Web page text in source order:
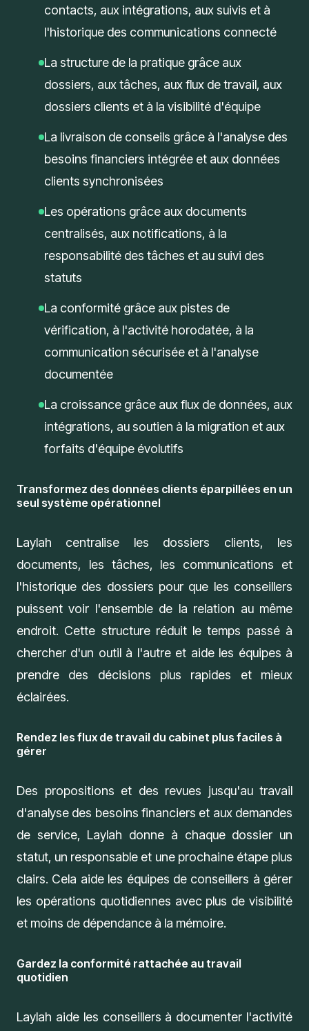
contacts, aux intégrations, aux suivis et à
l'historique des communications connecté
La structure de la pratique grâce aux
dossiers, aux tâches, aux flux de travail, aux
dossiers clients et à la visibilité d'équipe
La livraison de conseils grâce à l'analyse des
besoins financiers intégrée et aux données
clients synchronisées
Les opérations grâce aux documents
centralisés, aux notifications, à la
responsabilité des tâches et au suivi des
statuts
La conformité grâce aux pistes de
vérification, à l'activité horodatée, à la
communication sécurisée et à l'analyse
documentée
La croissance grâce aux flux de données, aux
intégrations, au soutien à la migration et aux
forfaits d'équipe évolutifs
Transformez des données clients éparpillées en un
seul système opérationnel
Laylah centralise les dossiers clients, les
documents, les tâches, les communications et
l'historique des dossiers pour que les conseillers
puissent voir l'ensemble de la relation au même
endroit. Cette structure réduit le temps passé à
chercher d'un outil à l'autre et aide les équipes à
prendre des décisions plus rapides et mieux
éclairées.
Rendez les flux de travail du cabinet plus faciles à
gérer
Des propositions et des revues jusqu'au travail
d'analyse des besoins financiers et aux demandes
de service, Laylah donne à chaque dossier un
statut, un responsable et une prochaine étape plus
clairs. Cela aide les équipes de conseillers à gérer
les opérations quotidiennes avec plus de visibilité
et moins de dépendance à la mémoire.
Gardez la conformité rattachée au travail
quotidien
Laylah aide les conseillers à documenter l'activité